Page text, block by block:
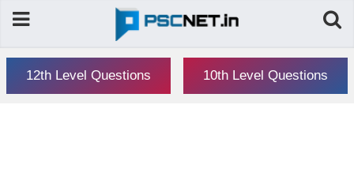
12th Level Questions 10th Level Questions